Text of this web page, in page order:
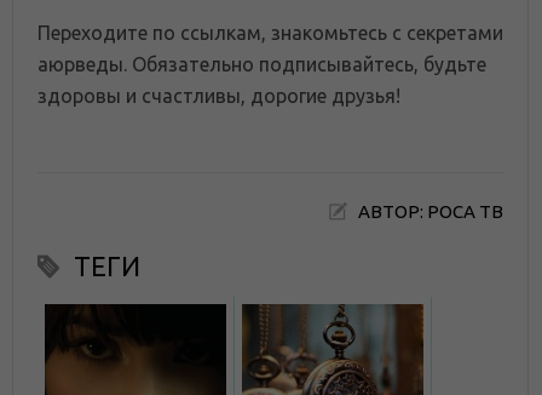
Переходите по ссылкам, знакомьтесь с секретами
аюрведы. Обязательно подписывайтесь, будьте
здоровы и счастливы, дорогие друзья!
АВТОР: РОСА ТВ
ТЕГИ